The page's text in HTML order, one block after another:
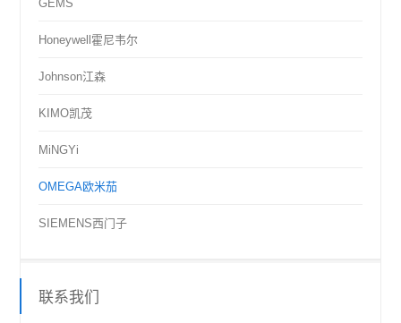
GEMS
Honeywell霍尼韦尔
Johnson江森
KIMO凯茂
MiNGYi
OMEGA欧米茄
SIEMENS西门子
联系我们